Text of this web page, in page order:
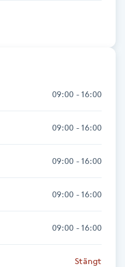
09:00 - 16:00
09:00 - 16:00
09:00 - 16:00
09:00 - 16:00
09:00 - 16:00
Stängt